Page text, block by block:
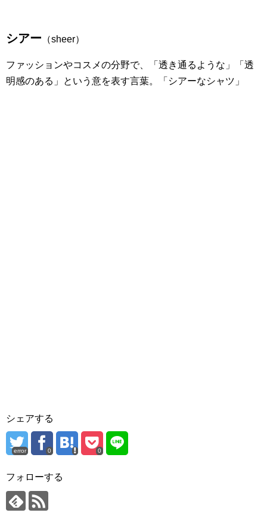
シアー （sheer）
ファッションやコスメの分野で、「透き通るような」「透
明感のある」という意を表す言葉。「シアーなシャツ」
シェアする
error 0 0
フォローする